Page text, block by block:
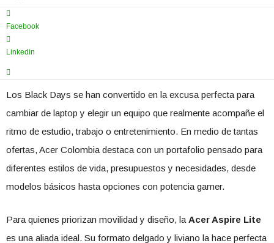
Facebook
Linkedin
Los Black Days se han convertido en la excusa perfecta para
cambiar de laptop y elegir un equipo que realmente acompañe el
ritmo de estudio, trabajo o entretenimiento. En medio de tantas
ofertas, Acer Colombia destaca con un portafolio pensado para
diferentes estilos de vida, presupuestos y necesidades, desde
modelos básicos hasta opciones con potencia gamer.
Para quienes priorizan movilidad y diseño, la Acer Aspire Lite
es una aliada ideal. Su formato delgado y liviano la hace perfecta